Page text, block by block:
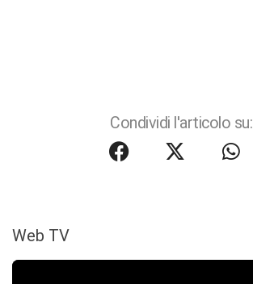
Condividi l'articolo su:
Web TV